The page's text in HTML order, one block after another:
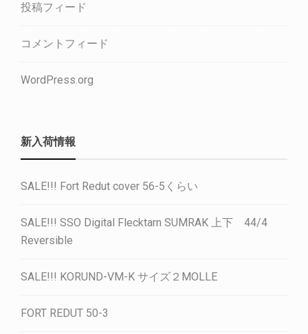
投稿フィード
コメントフィード
WordPress.org
新入荷情報
SALE!!! Fort Redut cover 56-5くらい
SALE!!! SSO Digital Flecktarn SUMRAK 上下 44/4
Reversible
SALE!!! KORUND-VM-K サイズ２MOLLE
FORT REDUT 50-3